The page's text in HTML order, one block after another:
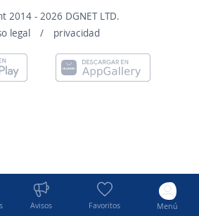
Avisos Favoritos Menú
2014 - 2026 DGNET LTD.
legal
/ privacidad